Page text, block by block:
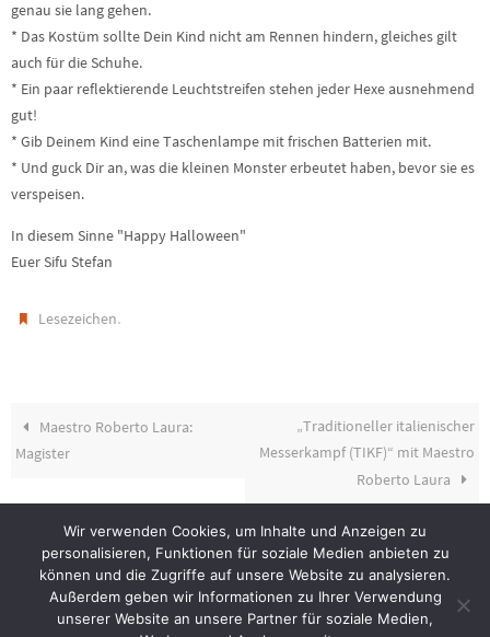
genau sie lang gehen.
* Das Kostüm sollte Dein Kind nicht am Rennen hindern, gleiches gilt
auch für die Schuhe.
* Ein paar reflektierende Leuchtstreifen stehen jeder Hexe ausnehmend
gut!
* Gib Deinem Kind eine Taschenlampe mit frischen Batterien mit.
* Und guck Dir an, was die kleinen Monster erbeutet haben, bevor sie es
verspeisen.
In diesem Sinne "Happy Halloween"
Euer Sifu Stefan
Lesezeichen.
Maestro Roberto Laura:
Magister
„Traditioneller italienischer
Messerkampf (TIKF)“ mit Maestro
Roberto Laura
Impressum Datenschutz
Wir verwenden Cookies, um Inhalte und Anzeigen zu
personalisieren, Funktionen für soziale Medien anbieten zu
können und die Zugriffe auf unsere Website zu analysieren.
Außerdem geben wir Informationen zu Ihrer Verwendung
unserer Website an unsere Partner für soziale Medien,